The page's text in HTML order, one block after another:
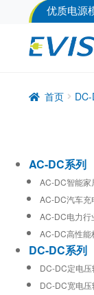
优质电源
首页
AC-DC系列
AC-DC智能家
AC-DC汽车充
AC-DC电力行
AC-DC高性能
DC-DC系列
DC-DC定电
DC-DC宽电